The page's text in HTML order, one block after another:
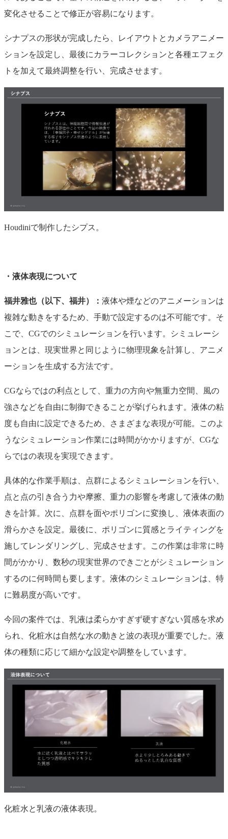
変化させることで修正が容易になります。
シナプスの形状が完成したら、レイアウトとカメラアニメー
ションを設定し、最後にカラーコレクションと各種エフェク
トを加えて最終調整を行い、完成させます。
Houdiniで制作したシプス。
・液体表現について
福井雅也（以下、福井）： 液体や煙などのアニメーションは
複雑な動きをするため、手動で設定するのは不可能です。そ
こで、CGでのシミュレーションを行います。シミュレーシ
ョンとは、現実世界と同じように物理現象を計算し、アニメ
ーションを生成する方法です。
CGならではの利点として、重力の方向や無重力空間、風の
強さなどを自由に制御できることが挙げられます。液体の粘
度も自由に設定できるため、さまざまな表現が可能。このよ
うなシミュレーション作業には時間がかかりますが、CGな
らではの表現を実現できます。
具体的な作業手順は、点群によるシミュレーションを行い、
点と点の引き合う力や摩擦、重力の影響を考慮して液体の動
きを計算。次に、点群を面やポリゴンに変換し、液体表面の
滑らかさを設定。最後に、ポリゴンに質感とライティングを
施してレンダリングし、完成させます。この作業は非常に時
間がかかり、数秒の現実世界のできごとがシミュレーション
するのに何時間も要します。液体のシミュレーションは、特
に難易度が高いです。
今回の案件では、乳液は柔らかすぎず硬すぎない質感を求め
られ、化粧水は自然な水の動きと波の表現が重要でした。液
体の種類に応じて細かな設定や調整をしています。
化粧水と乳液の液体表現。